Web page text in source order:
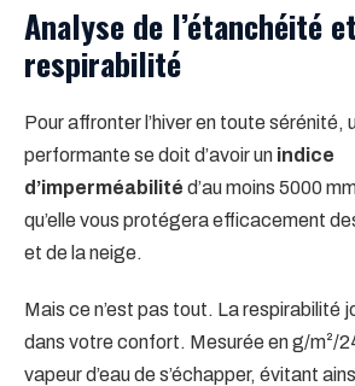
Analyse de l’étanchéité
respirabilité
Pour affronter l’hiver en toute sérénité,
performante se doit d’avoir un indice
d’imperméabilité d’au moins 5000
qu’elle vous protégera efficacement
et de la neige.
Mais ce n’est pas tout. La respirabilité
dans votre confort. Mesurée en g/m²/
vapeur d’eau de s’échapper, évitant